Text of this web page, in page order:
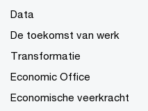
Data
De toekomst van werk
Transformatie
Economic Office
Economische veerkracht